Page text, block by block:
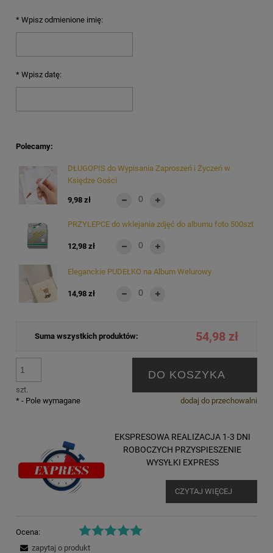
* Wpisz odmienione imię:
* Wpisz datę:
Polecamy:
PRZYLEPCE do wklejania zdjęć do albumu foto 500szt
12,98 zł
Eleganckie PUDEŁKO na Album Welurowy
14,98 zł
DŁUGOPIS do Wypisania Zaproszeń i Życzeń w
Księdze Gości
9,98 zł
Suma wszystkich produktów: 54,98 zł
szt.
DO KOSZYKA
dodaj do przechowalni
* - Pole wymagane
EKSPRESOWA REALIZACJA 1-3 DNI
ROBOCZYCH PRZYSPIESZENIE
WYSYŁKI EXPRESS
CZYTAJ WIĘCEJ
Ocena:
zapytaj o produkt